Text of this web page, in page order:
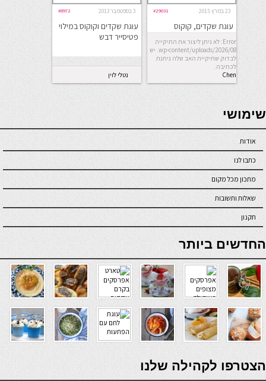
23 במרץ 2015 #29031
עוגת שקדים, קוקוס
ותפוזים לפסח
Error: לא ניתן ליצור את התיקייה
wp-content/uploads/2026/08. יש
לבדוק שתיקיית האב שלה ניתנת
לכתיבה.
Chen
3 בספטמבר 2013 #8972
עוגת שקדים וקוקוס במילוי
פטיסייר דבש
נטלי לוין
seriöse online casinos österreich
שימושי
אודות
כתבו לנו
מתכון מכל מקום
שאלות ותשובות
תקנון
online casino
החדשים ביותר
verde casino
הצטרפו לקהילה שלנו